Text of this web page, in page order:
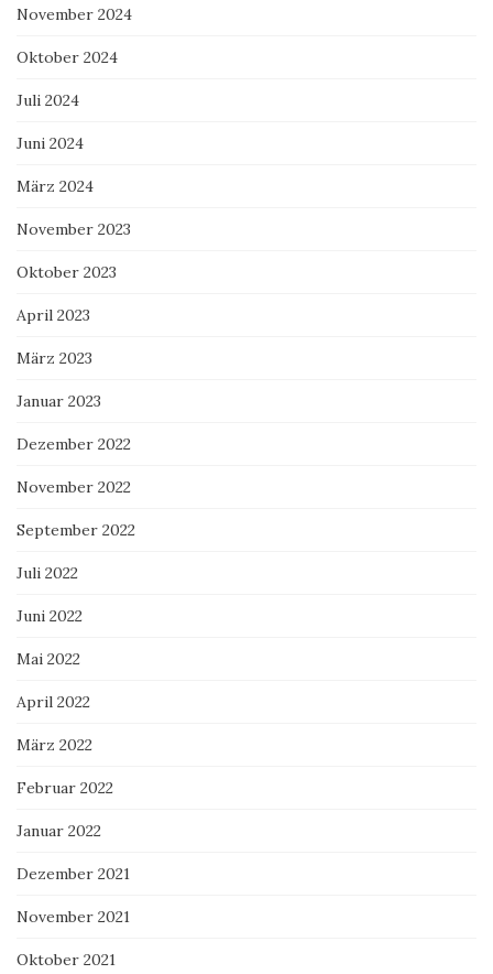
November 2024
Oktober 2024
Juli 2024
Juni 2024
März 2024
November 2023
Oktober 2023
April 2023
März 2023
Januar 2023
Dezember 2022
November 2022
September 2022
Juli 2022
Juni 2022
Mai 2022
April 2022
März 2022
Februar 2022
Januar 2022
Dezember 2021
November 2021
Oktober 2021